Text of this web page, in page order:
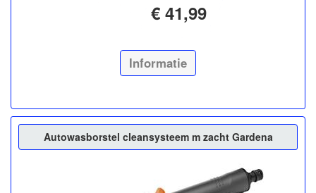
€ 41,99
Informatie
Autowasborstel cleansysteem m zacht Gardena